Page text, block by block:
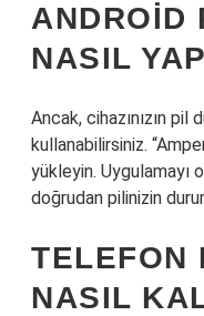
ANDROID
NASIL
Ancak, cihazınızın
kullanabilirsiniz.
yükleyin. Uygulamayı
doğrudan pilinizin
TELEFON
NASIL